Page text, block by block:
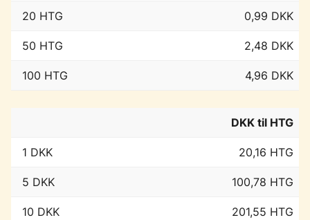
20 HTG 0,99 DKK
50 HTG 2,48 DKK
100 HTG 4,96 DKK
DKK til HTG
1 DKK 20,16 HTG
5 DKK 100,78 HTG
10 DKK 201,55 HTG